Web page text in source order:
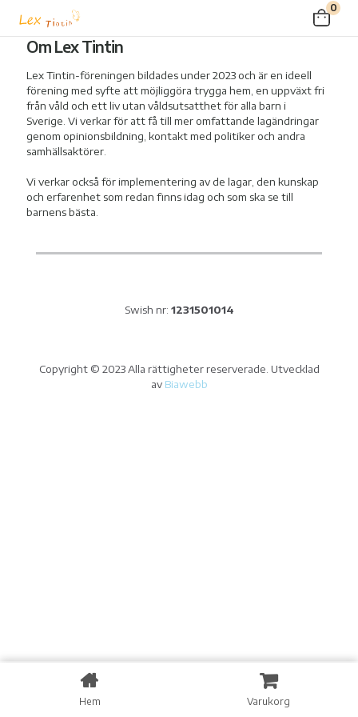
0
Om Lex Tintin
Lex Tintin-föreningen bildades under 2023 och är en ideell
förening med syfte att möjliggöra trygga hem, en uppväxt fri
från våld och ett liv utan våldsutsatthet för alla barn i
Sverige. Vi verkar för att få till mer omfattande lagändringar
genom opinionsbildning, kontakt med politiker och andra
samhällsaktörer.
Vi verkar också för implementering av de lagar, den kunskap
och erfarenhet som redan finns idag och som ska se till
barnens bästa.
Swish nr: 1231501014
Copyright © 2023 Alla rättigheter reserverade. Utvecklad
av Biawebb
Hem Varukorg